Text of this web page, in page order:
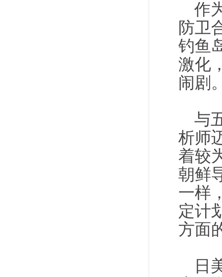
作
防卫
钓鱼
激化
闹剧
与
析师
着较
朝鲜
一样
定计
方面
日